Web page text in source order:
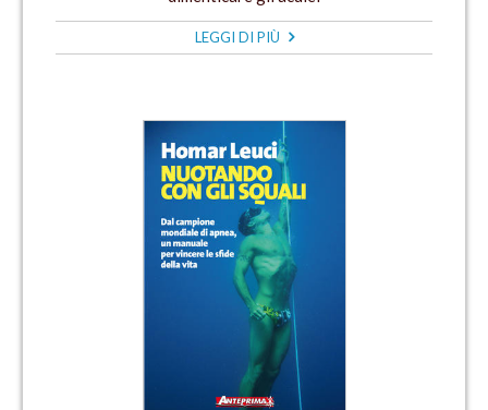
LEGGI DI PIÙ